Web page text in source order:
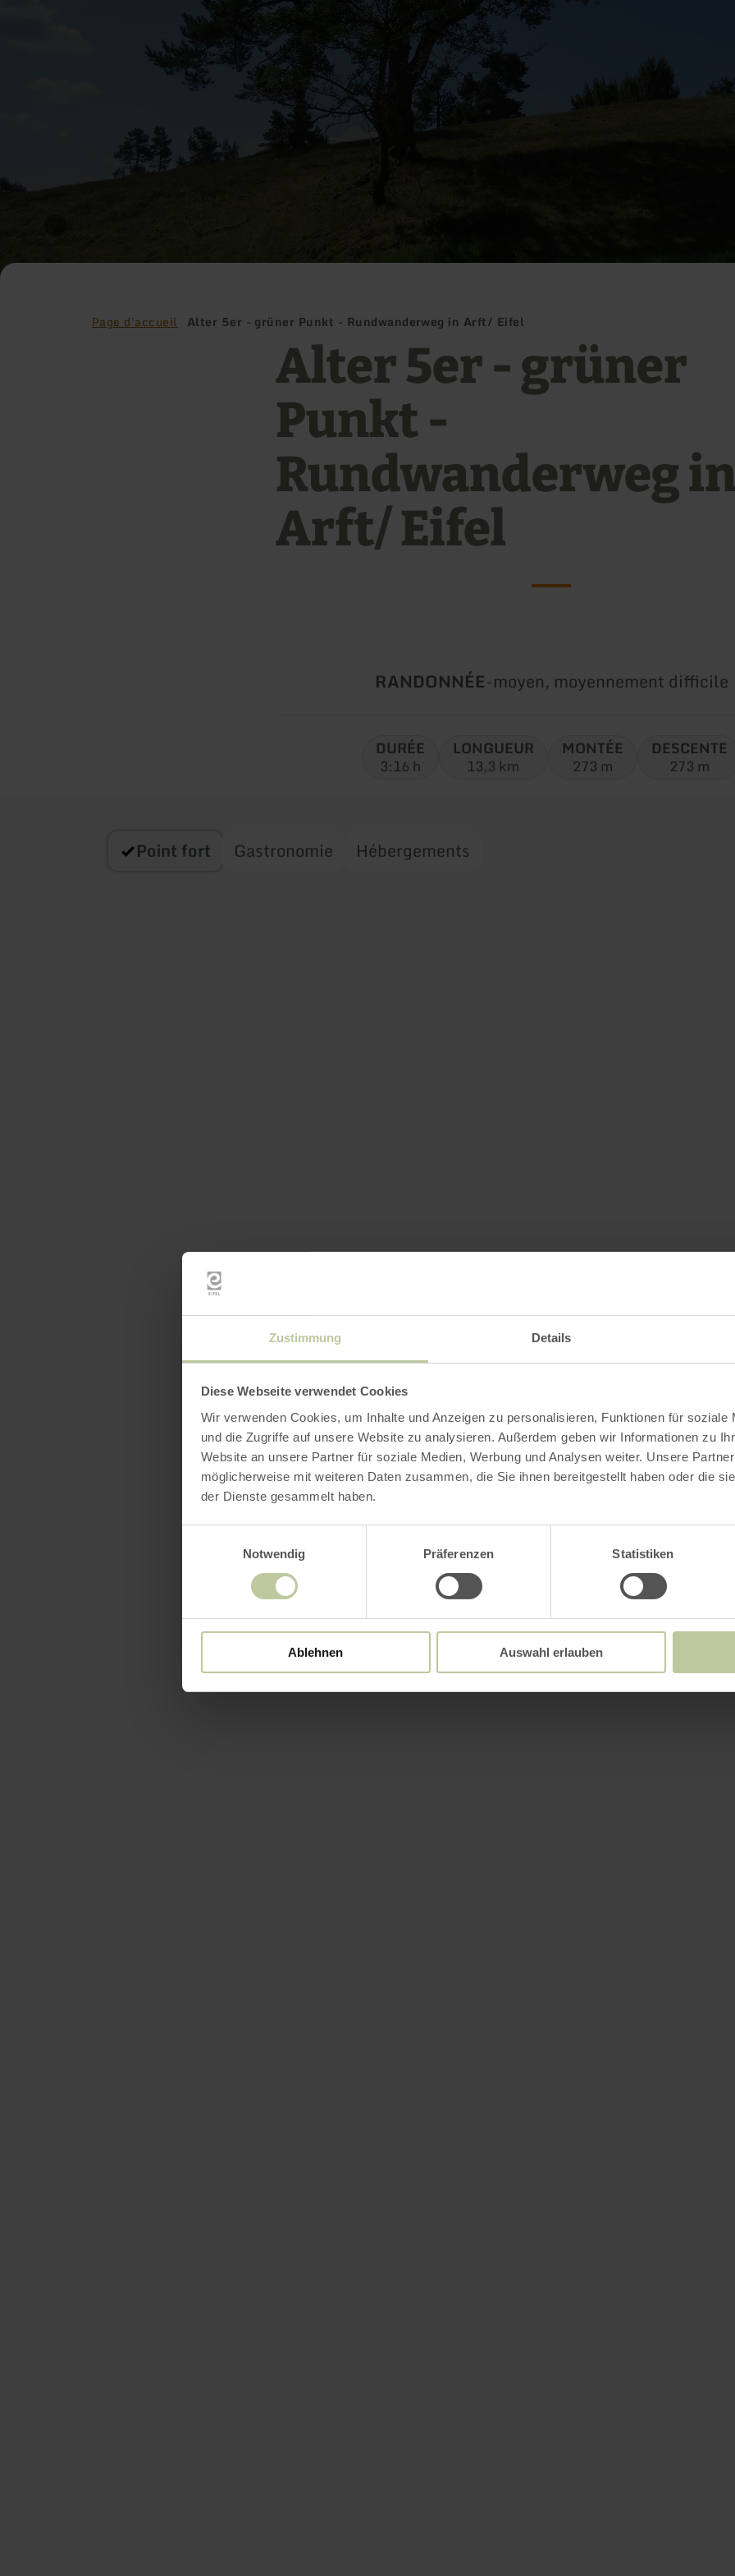
Zustimmung Details
Diese Webseite verwendet Cookies
Wir verwenden Cookies, um Inhalte und Anzeigen zu personalisieren, Funktionen für soziale
und die Zugriffe auf unsere Website zu analysieren. Außerdem geben wir Informationen zu
Website an unsere Partner für soziale Medien, Werbung und Analysen weiter. Unsere
möglicherweise mit weiteren Daten zusammen, die Sie ihnen bereitgestellt haben oder die
der Dienste gesammelt haben.
Notwendig
Präferenzen Statistiken
Ablehnen Auswahl erlauben
Page d'accueil Alter 5er - grüner Punkt - Rundwanderweg in Arft/ Eifel
Alter 5er - grüner
Punkt -
Rundwanderweg
Arft/ Eifel
Type
circuit:
RANDONNÉE-Difficulté:
moyen, moyennement difficile
DURÉE
3:16 h
LONGUEUR
13,3 km
MONTÉE
273 m
DESCENTE
273 m
Point fort Gastronomie Hébergements